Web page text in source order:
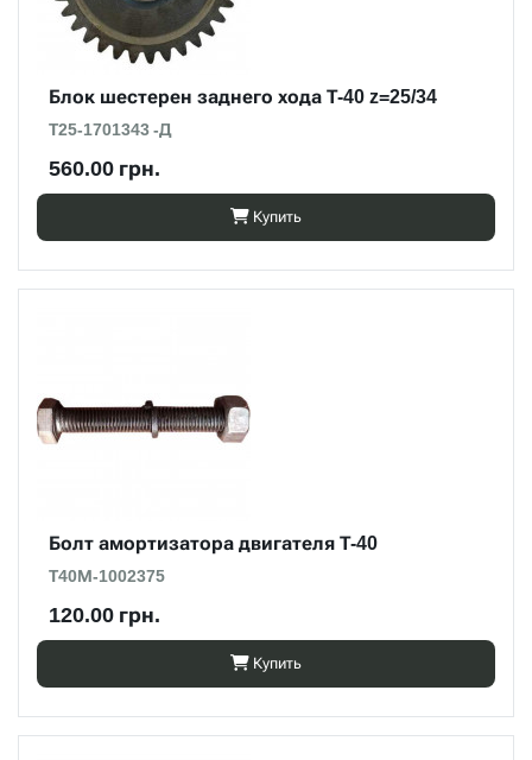
Блок шестерен заднего хода Т-40 z=25/34
Т25-1701343 -Д
560.00 грн.
Купить
Болт амортизатора двигателя Т-40
Т40М-1002375
120.00 грн.
Купить